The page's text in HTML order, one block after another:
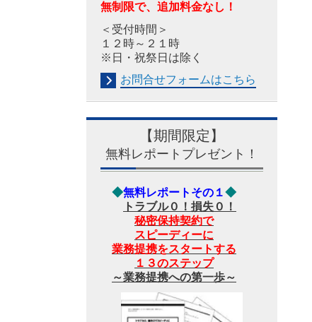
無制限で、追加料金なし！
＜受付時間＞
１２時～２１時
※日・祝祭日は除く
お問合せフォームはこちら
【期間限定】
無料レポートプレゼント！
◆無料レポートその１◆
トラブル０！損失０！
秘密保持契約で
スピーディーに
業務提携をスタートする
１３のステップ
～業務提携への第一歩～